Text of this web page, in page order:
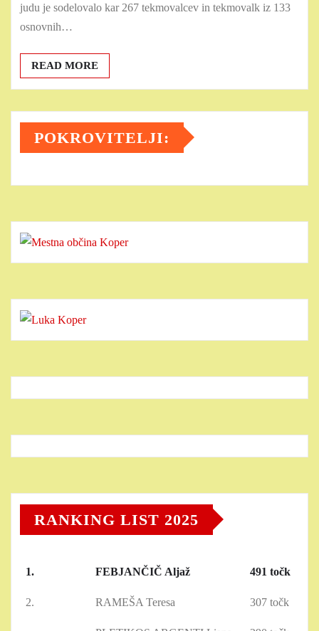
judu je sodelovalo kar 267 tekmovalcev in tekmovalk iz 133
osnovnih…
READ MORE
POKROVITELJI:
RANKING LIST 2025
1. FEBJANČIČ Aljaž 491 točk
2. RAMEŠA Teresa 307 točk